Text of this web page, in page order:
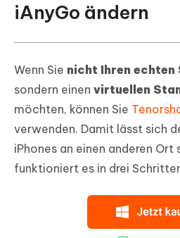
iAnyGo ändern
Wenn Sie nicht Ihren
sondern einen virtuellen
möchten, können Sie
verwenden. Damit lässt sich
iPhones an einen anderen Ort
funktioniert es in drei